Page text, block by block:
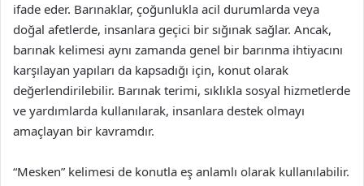
ifade eder. Barınaklar, çoğunlukla acil durumlarda veya
doğal afetlerde, insanlara geçici bir sığınak sağlar. Ancak,
barınak kelimesi aynı zamanda genel bir barınma ihtiyacını
karşılayan yapıları da kapsadığı için, konut olarak
değerlendirilebilir. Barınak terimi, sıklıkla sosyal hizmetlerde
ve yardımlarda kullanılarak, insanlara destek olmayı
amaçlayan bir kavramdır.
“Mesken” kelimesi de konutla eş anlamlı olarak kullanılabilir.